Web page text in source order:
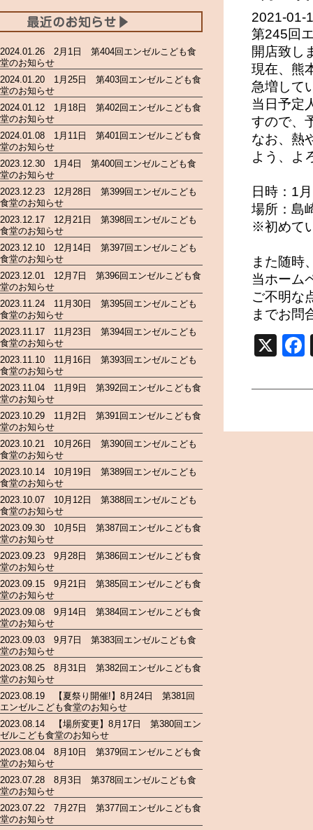
2021-01-
第245回
開店致し
現在、熊
急増して
当日予定
すので、
なお、熱
よう、よ
日時：1
場所：島
※初めて
また随時
当ホーム
ご不明な
までお問
X
2024.01.26 2月1日 第404回エンゼルこども食
堂のお知らせ
2024.01.20 1月25日 第403回エンゼルこども食
堂のお知らせ
2024.01.12 1月18日 第402回エンゼルこども食
堂のお知らせ
2024.01.08 1月11日 第401回エンゼルこども食
堂のお知らせ
2023.12.30 1月4日 第400回エンゼルこども食
堂のお知らせ
2023.12.23 12月28日 第399回エンゼルこども
食堂のお知らせ
2023.12.17 12月21日 第398回エンゼルこども
食堂のお知らせ
2023.12.10 12月14日 第397回エンゼルこども
食堂のお知らせ
2023.12.01 12月7日 第396回エンゼルこども食
堂のお知らせ
2023.11.24 11月30日 第395回エンゼルこども
食堂のお知らせ
2023.11.17 11月23日 第394回エンゼルこども
食堂のお知らせ
2023.11.10 11月16日 第393回エンゼルこども
食堂のお知らせ
2023.11.04 11月9日 第392回エンゼルこども食
堂のお知らせ
2023.10.29 11月2日 第391回エンゼルこども食
堂のお知らせ
2023.10.21 10月26日 第390回エンゼルこども
食堂のお知らせ
2023.10.14 10月19日 第389回エンゼルこども
食堂のお知らせ
2023.10.07 10月12日 第388回エンゼルこども
食堂のお知らせ
2023.09.30 10月5日 第387回エンゼルこども食
堂のお知らせ
2023.09.23 9月28日 第386回エンゼルこども食
堂のお知らせ
2023.09.15 9月21日 第385回エンゼルこども食
堂のお知らせ
2023.09.08 9月14日 第384回エンゼルこども食
堂のお知らせ
2023.09.03 9月7日 第383回エンゼルこども食
堂のお知らせ
2023.08.25 8月31日 第382回エンゼルこども食
堂のお知らせ
2023.08.19 【夏祭り開催!】8月24日 第381回
エンゼルこども食堂のお知らせ
2023.08.14 【場所変更】8月17日 第380回エン
ゼルこども食堂のお知らせ
2023.08.04 8月10日 第379回エンゼルこども食
堂のお知らせ
2023.07.28 8月3日 第378回エンゼルこども食
堂のお知らせ
2023.07.22 7月27日 第377回エンゼルこども食
堂のお知らせ